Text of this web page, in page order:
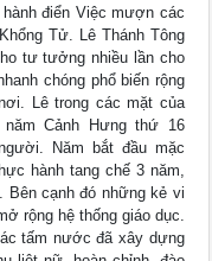
điển Việc mượn các
Tử. Lê Thánh Tông
tư tưởng nhiều lần cho
chóng phổ biến rộng
Lê trong các mặt của
Cảnh Hưng thứ 16
Năm bắt đầu mặc
hành tang chế 3 năm,
Bên cạnh đó những kẻ vi
rộng hệ thống giáo dục.
tấm nước đã xây dựng